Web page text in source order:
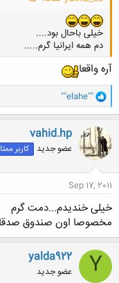
خیلی باحال بود....
دم همه ایرانیا گرم.....
آره واقعا
و
ا
ک
ن
ش
ه
ا
""elahe""
vahid.hp
عضو جدید کاربر
Sep 17, 2011
خیلی خندیدم...دمت گرم
مخصوصا اون صندوق
Y
yalda922
عضو جدید